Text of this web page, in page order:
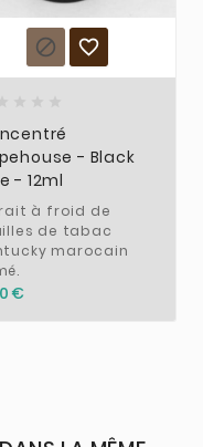
 
- Black
- 12ml
à froid de
de tabac
marocain
€